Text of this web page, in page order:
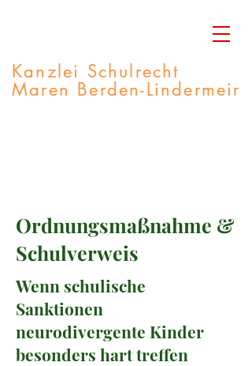
Kanzlei Schulrecht
Maren Berden-Lindermeir
Ordnungsmaßnahme &
Schulverweis
Wenn schulische
Sanktionen
neurodivergente Kinder
besonders hart treffen